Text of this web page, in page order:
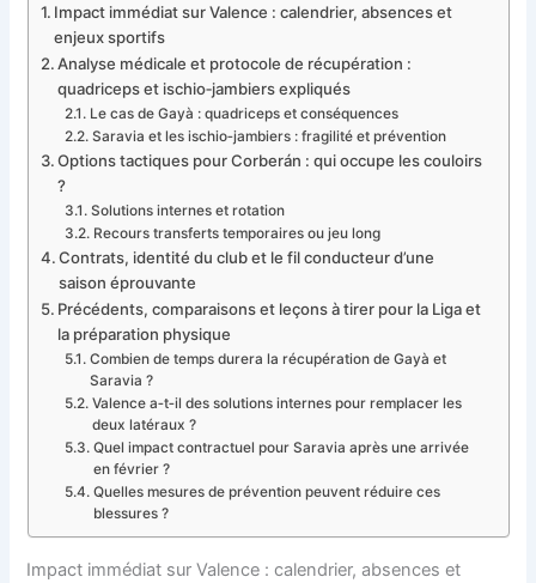
Impact immédiat sur Valence : calendrier, absences et
enjeux sportifs
Analyse médicale et protocole de récupération :
quadriceps et ischio‑jambiers expliqués
Le cas de Gayà : quadriceps et conséquences
Saravia et les ischio‑jambiers : fragilité et prévention
Options tactiques pour Corberán : qui occupe les couloirs
?
Solutions internes et rotation
Recours transferts temporaires ou jeu long
Contrats, identité du club et le fil conducteur d’une
saison éprouvante
Précédents, comparaisons et leçons à tirer pour la Liga et
la préparation physique
Combien de temps durera la récupération de Gayà et
Saravia ?
Valence a‑t‑il des solutions internes pour remplacer les
deux latéraux ?
Quel impact contractuel pour Saravia après une arrivée
en février ?
Quelles mesures de prévention peuvent réduire ces
blessures ?
Impact immédiat sur Valence : calendrier, absences et